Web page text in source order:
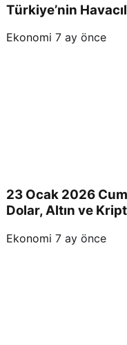
Türkiye’nin
Ekonomi 7 ay önce
23 Ocak 2026
Dolar, Altın ve
Ekonomi 7 ay önce